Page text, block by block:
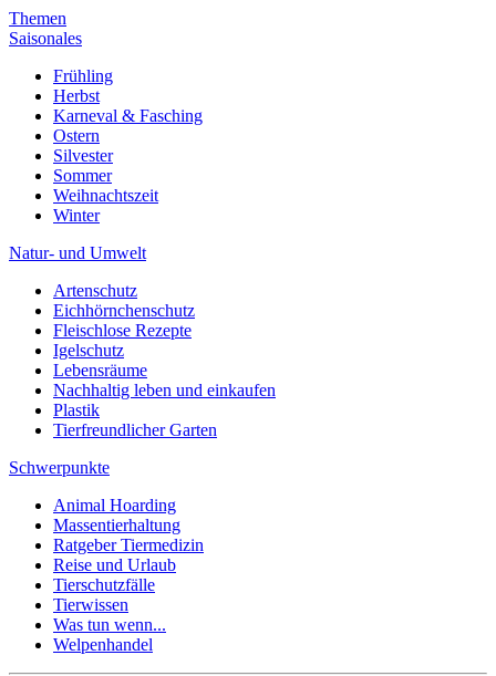
Themen
Saisonales
Frühling
Herbst
Karneval & Fasching
Ostern
Silvester
Sommer
Weihnachtszeit
Winter
Natur- und Umwelt
Artenschutz
Eichhörnchenschutz
Fleischlose Rezepte
Igelschutz
Lebensräume
Nachhaltig leben und einkaufen
Plastik
Tierfreundlicher Garten
Schwerpunkte
Animal Hoarding
Massentierhaltung
Ratgeber Tiermedizin
Reise und Urlaub
Tierschutzfälle
Tierwissen
Was tun wenn...
Welpenhandel